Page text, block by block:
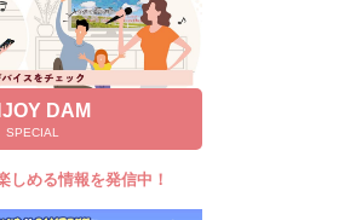
キングなど
チェック！
DAM
SPECIAL
しめる情報を発信中！